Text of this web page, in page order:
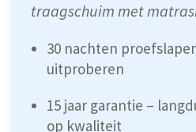
traagschuim met
30 nachten
uitproberen
15 jaar garantie –
op kwaliteit